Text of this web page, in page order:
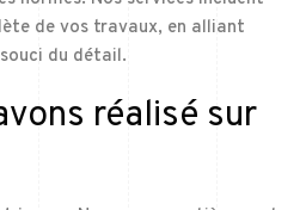
de vos travaux, en alliant
du détail.
réalisé sur